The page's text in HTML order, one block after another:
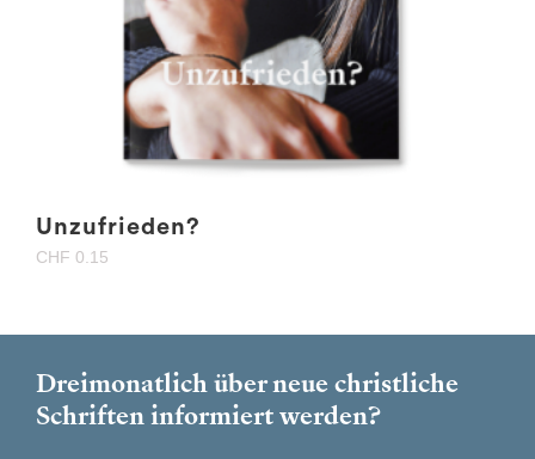
Unzufrieden?
CHF 0.15
Dreimonatlich über neue christliche
Schriften informiert werden?